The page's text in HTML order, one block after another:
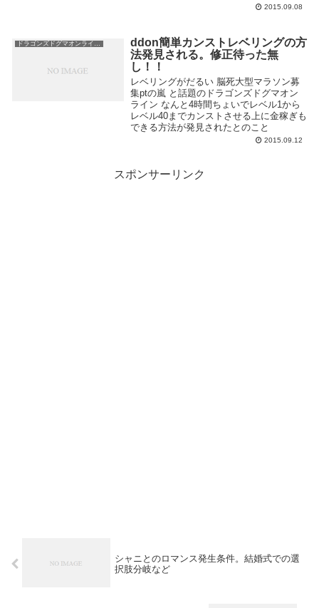
2015.09.08
ドラゴンズドグマオンライン攻略
ddon簡単カンストレベリングの方
法発見される。修正待った無
し！！
レベリングがだるい 脳死大型マラソン募
集ptの嵐 と話題のドラゴンズドグマオン
ライン なんと4時間ちょいでレベル1から
レベル40までカンストさせる上に金稼ぎも
できる方法が発見されたとのこと
2015.09.12
スポンサーリンク
シャニとのロマンス発生条件。結婚式での選
択肢分岐など